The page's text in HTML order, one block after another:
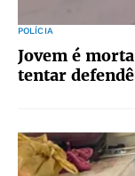
POLÍCIA
Jovem é
tentar